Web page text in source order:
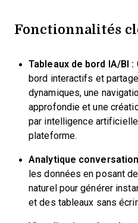
Fonctionnalités
Tableaux de bord IA/BI :
bord interactifs et
dynamiques, une
approfondie et une
par intelligence
plateforme.
Analytique
les données en posant
naturel pour générer
et des tableaux sans